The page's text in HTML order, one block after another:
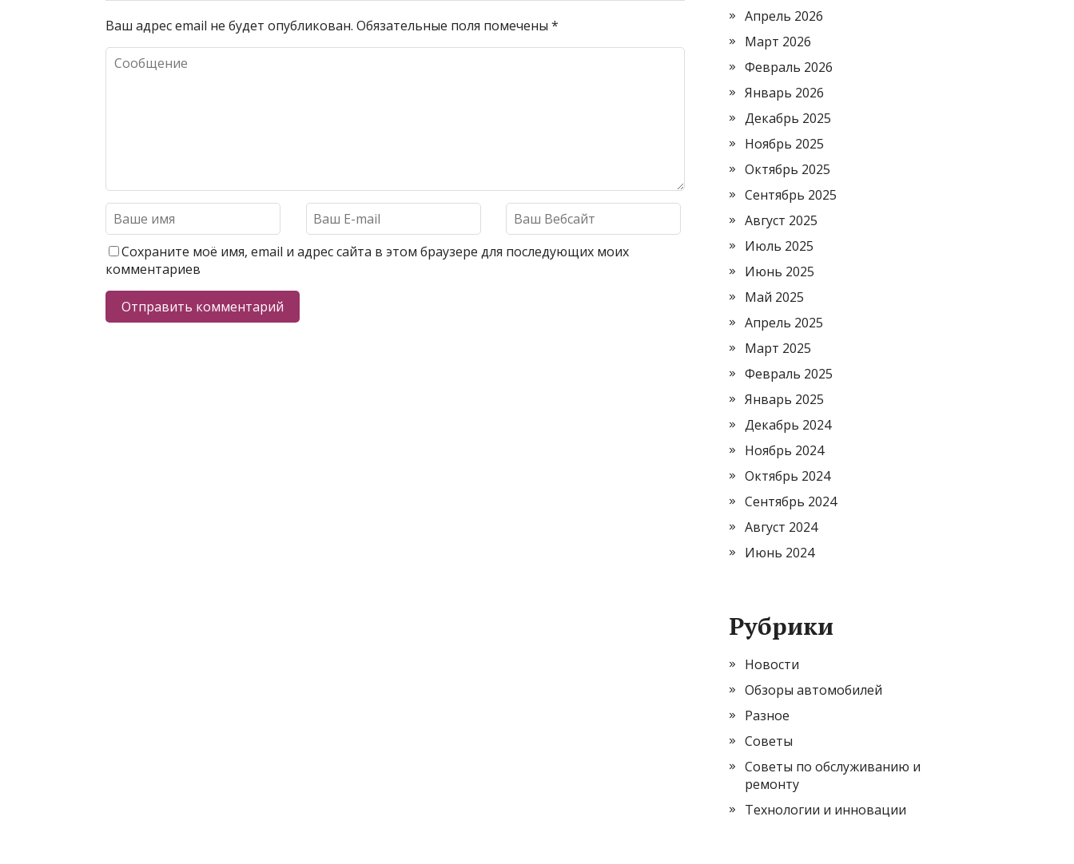
Ваш адрес email не будет опубликован. Обязательные поля помечены *
Сохраните моё имя, email и адрес сайта в этом браузере для последующих моих
комментариев
Апрель 2026
Март 2026
Февраль 2026
Январь 2026
Декабрь 2025
Ноябрь 2025
Октябрь 2025
Сентябрь 2025
Август 2025
Июль 2025
Июнь 2025
Май 2025
Апрель 2025
Март 2025
Февраль 2025
Январь 2025
Декабрь 2024
Ноябрь 2024
Октябрь 2024
Сентябрь 2024
Август 2024
Июнь 2024
Рубрики
Новости
Обзоры автомобилей
Разное
Советы
Советы по обслуживанию и
ремонту
Технологии и инновации